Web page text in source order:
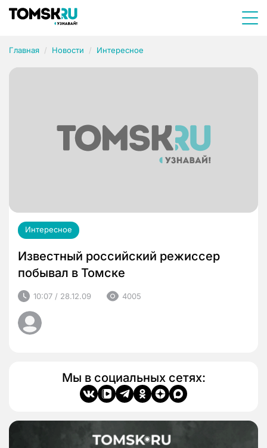
Главная Новости Интересное
Интересное
Известный российский режиссер
побывал в Томске
10:07 / 28.12.09 4005
Мы в социальных сетях: